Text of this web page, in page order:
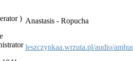
) Anastasis - Ropucha
leszczynkaa.wrzuta.pl/audio/